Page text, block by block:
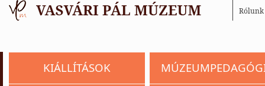
Rólunk
KIÁLLÍTÁSOK